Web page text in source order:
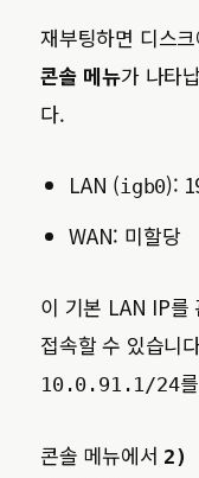
재부팅하면 디스
콘솔 메뉴가 나타
다.
LAN (igb0):
WAN: 미할당
이 기본 LAN IP를
접속할 수 있습니
10.0.91.1/24
콘솔 메뉴에서 2)